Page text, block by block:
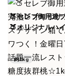
そうして創り
大糖度20度を
なぜ奇跡のぶ
🍑セレブ御用達
🍑オリジナルハ
金曜日TV出演で
トラン御用達糖
gお試し特価も
約1kg